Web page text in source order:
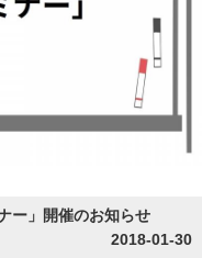
ー」開催のお知らせ
2018-01-30